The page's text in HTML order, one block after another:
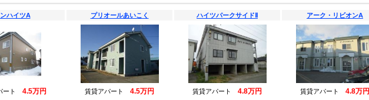
ハイツA
ート 4.5万円
プリオールあいこく
賃貸アパート 4.5万円
ハイツパークサイドⅡ
賃貸アパート 4.8万円
アーク・リビオンA
賃貸アパート 4.8万円